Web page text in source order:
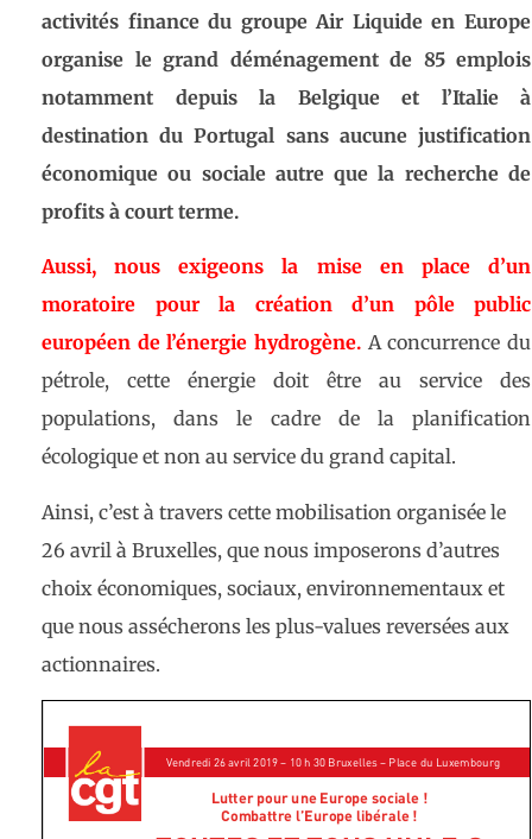
activités finance du groupe Air Liquide en Europe
organise le grand déménagement de 85 emplois
notamment depuis la Belgique et l’Italie à
destination du Portugal sans aucune justification
économique ou sociale autre que la recherche de
profits à court terme.
Aussi, nous exigeons la mise en place d’un
moratoire pour la création d’un pôle public
européen de l’énergie hydrogène. A concurrence du
pétrole, cette énergie doit être au service des
populations, dans le cadre de la planification
écologique et non au service du grand capital.
Ainsi, c’est à travers cette mobilisation organisée le
26 avril à Bruxelles, que nous imposerons d’autres
choix économiques, sociaux, environnementaux et
que nous assécherons les plus-values reversées aux
actionnaires.